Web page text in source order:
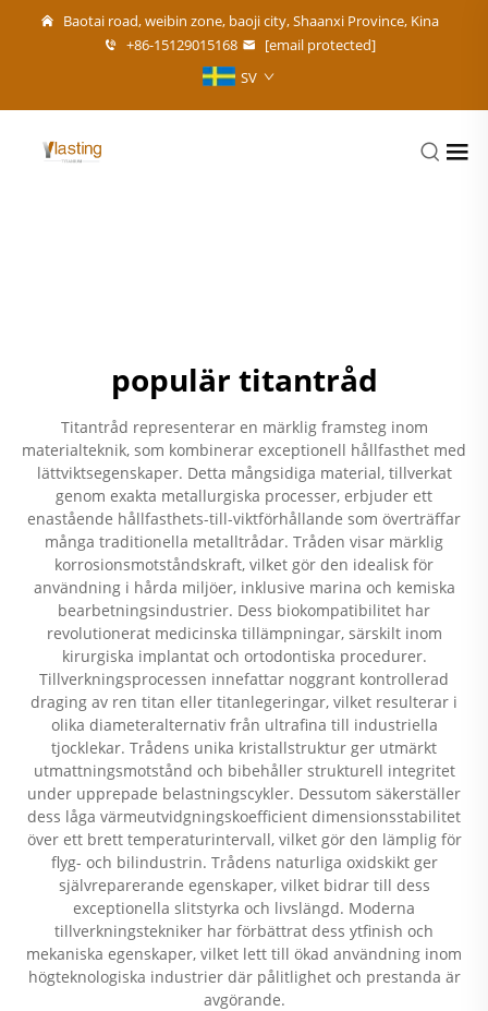
Baotai road, weibin zone, baoji city, Shaanxi Province, Kina
+86-15129015168
[email protected]
SV
populär titantråd
Titantråd representerar en märklig framsteg inom
materialteknik, som kombinerar exceptionell hållfasthet med
lättviktsegenskaper. Detta mångsidiga material, tillverkat
genom exakta metallurgiska processer, erbjuder ett
enastående hållfasthets-till-viktförhållande som överträffar
många traditionella metalltrådar. Tråden visar märklig
korrosionsmotståndskraft, vilket gör den idealisk för
användning i hårda miljöer, inklusive marina och kemiska
bearbetningsindustrier. Dess biokompatibilitet har
revolutionerat medicinska tillämpningar, särskilt inom
kirurgiska implantat och ortodontiska procedurer.
Tillverkningsprocessen innefattar noggrant kontrollerad
draging av ren titan eller titanlegeringar, vilket resulterar i
olika diameteralternativ från ultrafina till industriella
tjocklekar. Trådens unika kristallstruktur ger utmärkt
utmattningsmotstånd och bibehåller strukturell integritet
under upprepade belastningscykler. Dessutom säkerställer
dess låga värmeutvidgningskoefficient dimensionsstabilitet
över ett brett temperaturintervall, vilket gör den lämplig för
flyg- och bilindustrin. Trådens naturliga oxidskikt ger
självreparerande egenskaper, vilket bidrar till dess
exceptionella slitstyrka och livslängd. Moderna
tillverkningstekniker har förbättrat dess ytfinish och
mekaniska egenskaper, vilket lett till ökad användning inom
högteknologiska industrier där pålitlighet och prestanda är
avgörande.